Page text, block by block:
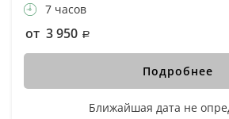
7 часов
от 3 950
Подробнее
Ближайшая дата не